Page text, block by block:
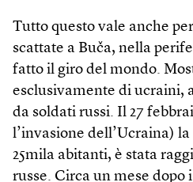
Tutto questo vale anche
scattate a Buča, nella
fatto il giro del mondo.
esclusivamente di ucraini,
da soldati russi. Il 27
l’invasione dell’Ucraina)
25mila abitanti, è stata
russe. Circa un mese dopo